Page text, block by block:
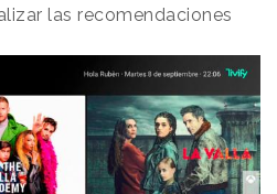
las recomendaciones